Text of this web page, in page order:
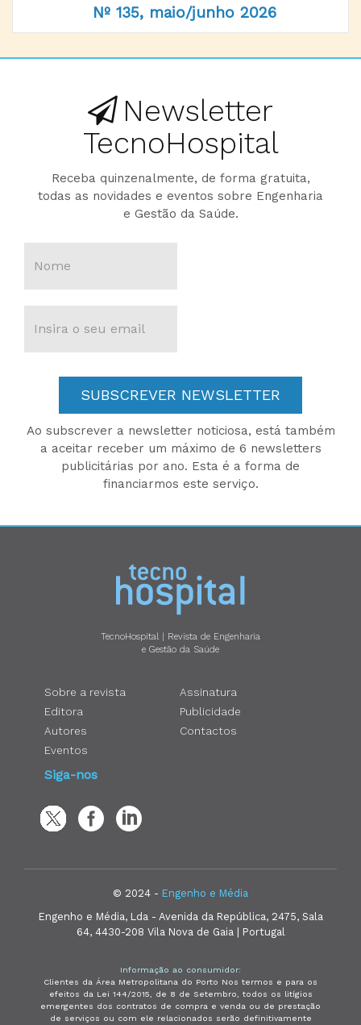
Nº 135, maio/junho 2026
Newsletter
TecnoHospital
Receba quinzenalmente, de forma gratuita,
todas as novidades e eventos sobre Engenharia
e Gestão da Saúde.
SUBSCREVER NEWSLETTER
Ao subscrever a newsletter noticiosa, está também
a aceitar receber um máximo de 6 newsletters
publicitárias por ano. Esta é a forma de
financiarmos este serviço.
TecnoHospital | Revista de Engenharia
e Gestão da Saúde
Sobre a revista
Editora
Autores
Eventos
Assinatura
Publicidade
Contactos
Siga-nos
© 2024 - Engenho e Média
Engenho e Média, Lda - Avenida da República, 2475, Sala
64, 4430-208 Vila Nova de Gaia | Portugal
Informação ao consumidor:
Clientes da Área Metropolitana do Porto Nos termos e para os
efeitos da Lei 144/2015, de 8 de Setembro, todos os litígios
emergentes dos contratos de compra e venda ou de prestação
de serviços ou com ele relacionados serão definitivamente